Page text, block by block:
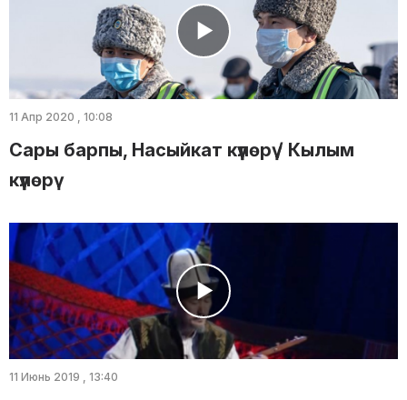
11 Апр 2020 , 10:08
Сары барпы, Насыйкат күүлөрү / Кылым
күүлөрү
11 Июнь 2019 , 13:40